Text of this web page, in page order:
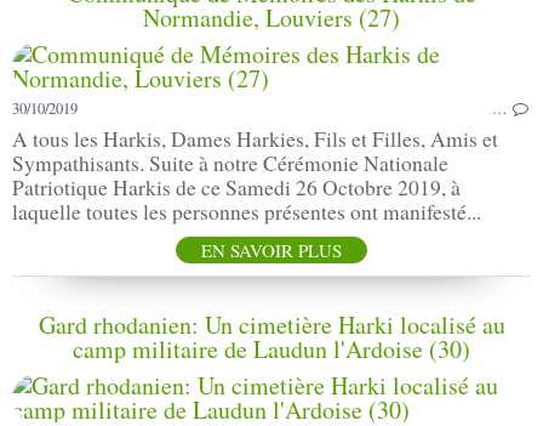
Normandie, Louviers (27)
30/10/2019 …
A tous les Harkis, Dames Harkies, Fils et Filles, Amis et
Sympathisants. Suite à notre Cérémonie Nationale
Patriotique Harkis de ce Samedi 26 Octobre 2019, à
laquelle toutes les personnes présentes ont manifesté...
EN SAVOIR PLUS
Gard rhodanien: Un cimetière Harki localisé au
camp militaire de Laudun l'Ardoise (30)